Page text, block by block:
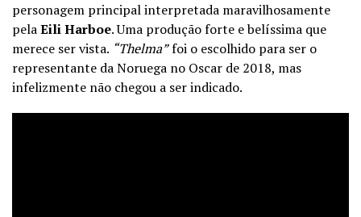
personagem principal interpretada maravilhosamente
pelaEili Harboe. Uma produção forte e belíssima que
merece ser vista. “Thelma”foi o escolhido para ser o
representante da Noruega no Oscar de 2018, mas
infelizmente não chegou a ser indicado.